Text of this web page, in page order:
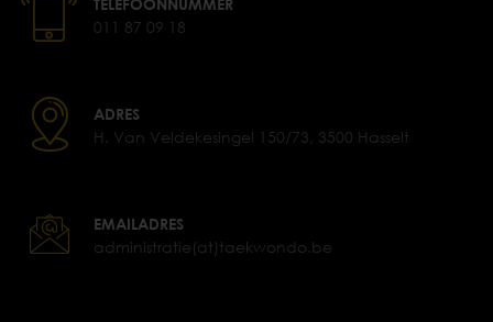
TELEFOONNUMMER
011 87 09 18
ADRES
H. Van Veldekesingel 150/73, 3500 Hasselt
EMAILADRES
administratie(at)taekwondo.be